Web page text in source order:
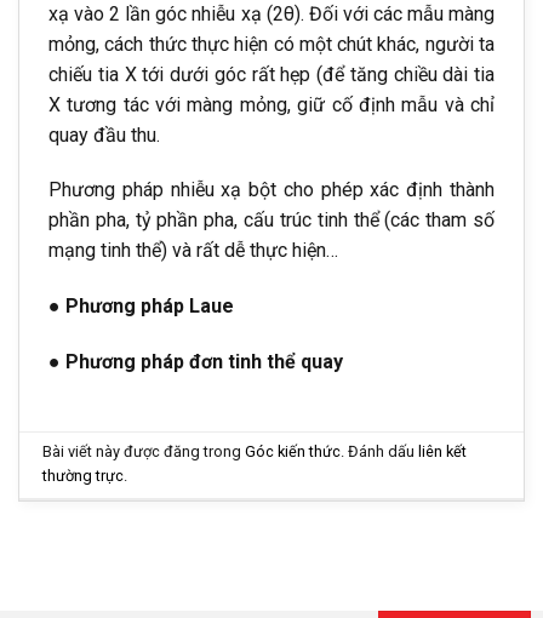
xạ vào 2 lần góc nhiễu xạ (2θ). Đối với các mẫu màng
mỏng, cách thức thực hiện có một chút khác, người ta
chiếu tia X tới dưới góc rất hẹp (để tăng chiều dài tia
X tương tác với màng mỏng, giữ cố định mẫu và chỉ
quay đầu thu.
Phương pháp nhiễu xạ bột cho phép xác định thành
phần pha, tỷ phần pha, cấu trúc tinh thể (các tham số
mạng tinh thể) và rất dễ thực hiện…
● Phương pháp Laue
● Phương pháp đơn tinh thể quay
Bài viết này được đăng trongGóc kiến thức. Đánh dấu liên kết
thường trực.